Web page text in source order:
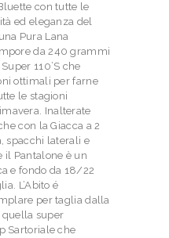
con tutte le
ed eleganza del
Pura Lana
da 240 grammi
110’S che
ottimali per farne
le stagioni
Inalterate
con la Giacca a 2
spacchi laterali e
il Pantalone è un
e fondo da 18/22
L’Abito é
per taglia dalla
super
Sartoriale che